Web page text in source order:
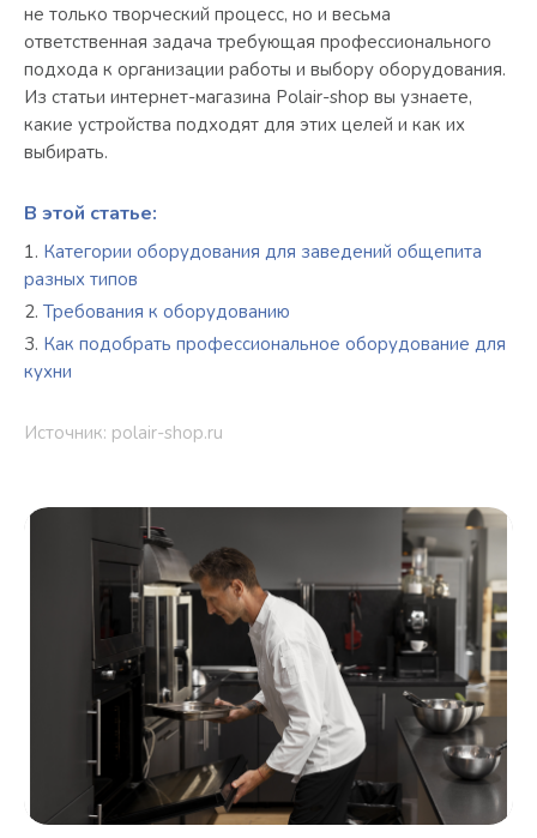
не только творческий процесс, но и весьма
ответственная задача требующая профессионального
подхода к организации работы и выбору оборудования.
Из статьи интернет-магазина Polair-shop вы узнаете,
какие устройства подходят для этих целей и как их
выбирать.
В этой статье:
Категории оборудования для заведений общепита
разных типов
Требования к оборудованию
Как подобрать профессиональное оборудование для
кухни
Источник: polair-shop.ru